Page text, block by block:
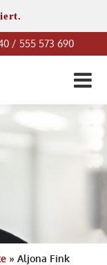
/ 555 573 690
»Aljona Fink